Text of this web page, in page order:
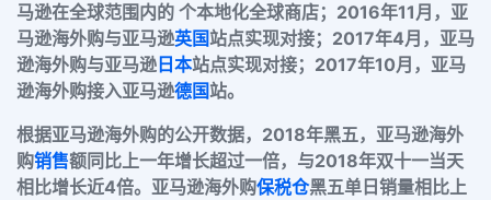
马逊在全球范围内的 个本地化全球商店；2016年11月，亚
马逊海外购与亚马逊英国站点实现对接；2017年4月，亚马
逊海外购与亚马逊 日本站点实现对接；2017年10月，亚马
逊海外购接入亚马逊德国站。
根据亚马逊海外购的公开数据，2018年黑五，亚马逊海外
购销售额同比上一年增长超过一倍，与2018年双十一当天
相比增长近4倍。亚马逊海外购保税仓黑五单日销量相比上